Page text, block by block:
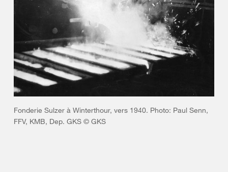
Fonderie Sulzer à Winterthour, vers 1940. Photo: Paul Senn,
FFV, KMB, Dep. GKS © GKS